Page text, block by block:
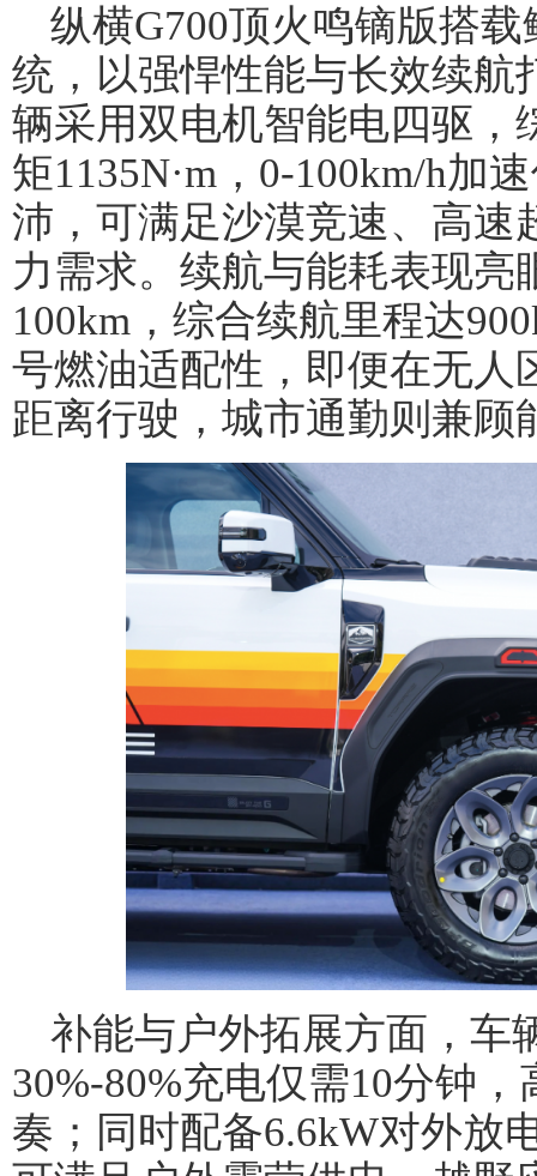
纵横G700顶火鸣镝版搭
统，以强悍性能与长效续航
辆采用双电机智能电四驱，
矩1135N·m，0-100km/h加
沛，可满足沙漠竞速、高速
力需求。续航与能耗表现亮
100km，综合续航里程达
号燃油适配性，即便在无人
距离行驶，城市通勤则兼顾
补能与户外拓展方面，车
30%-80%充电仅需10分钟
奏；同时配备6.6kW对外放